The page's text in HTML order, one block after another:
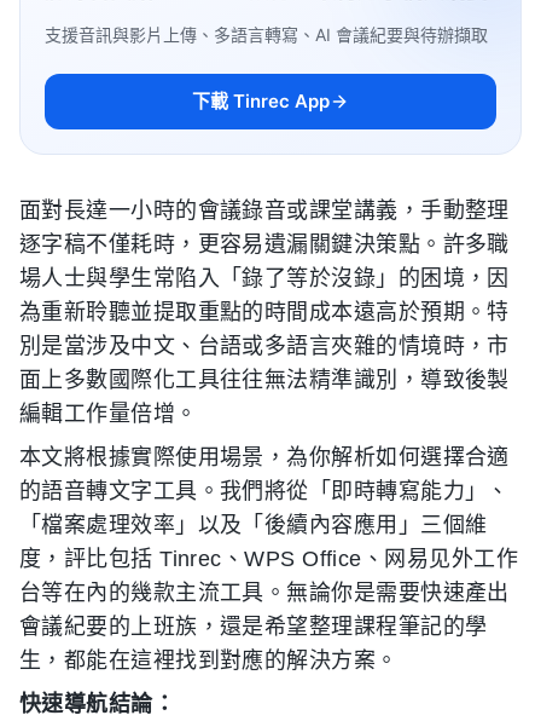
支援音訊與影片上傳、多語言轉寫、AI 會議紀要與待辦擷取
下載 Tinrec App
面對長達一小時的會議錄音或課堂講義，手動整理
逐字稿不僅耗時，更容易遺漏關鍵決策點。許多職
場人士與學生常陷入「錄了等於沒錄」的困境，因
為重新聆聽並提取重點的時間成本遠高於預期。特
別是當涉及中文、台語或多語言夾雜的情境時，市
面上多數國際化工具往往無法精準識別，導致後製
編輯工作量倍增。
本文將根據實際使用場景，為你解析如何選擇合適
的語音轉文字工具。我們將從「即時轉寫能力」、
「檔案處理效率」以及「後續內容應用」三個維
度，評比包括 Tinrec、WPS Office、网易见外工作
台等在內的幾款主流工具。無論你是需要快速產出
會議紀要的上班族，還是希望整理課程筆記的學
生，都能在這裡找到對應的解決方案。
快速導航結論：